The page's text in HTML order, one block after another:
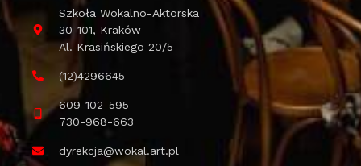
Szkoła Wokalno-Aktorska
30-101, Kraków
Al. Krasińskiego 20/5
(12)4296645
609-102-595
730-968-663
dyrekcja@wokal.art.pl